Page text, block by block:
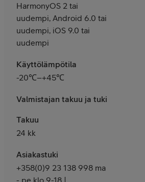
HarmonyOS 2 tai
uudempi, Android 6.0 tai
uudempi, iOS 9.0 tai
uudempi
Käyttölämpötila
-20℃–+45℃
Valmistajan takuu ja tuki
Takuu
24 kk
Asiakastuki
+358(0)9 23 138 998 ma
- pe klo 9-18 |